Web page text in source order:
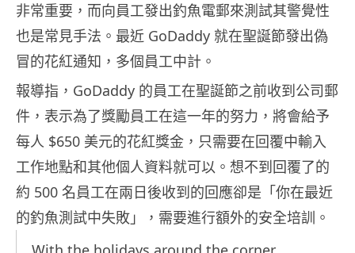
非常重要，而向員工發出釣魚電郵來測試其警覺性
也是常見手法。最近 GoDaddy 就在聖誕節發出偽
冒的花紅通知，多個員工中計。
報導指，GoDaddy 的員工在聖誕節之前收到公司郵
件，表示為了獎勵員工在這一年的努力，將會給予
每人 $650 美元的花紅獎金，只需要在回覆中輸入
工作地點和其他個人資料就可以。想不到回覆了的
約 500 名員工在兩日後收到的回應卻是「你在最近
的釣魚測試中失敗」，需要進行額外的安全培訓。